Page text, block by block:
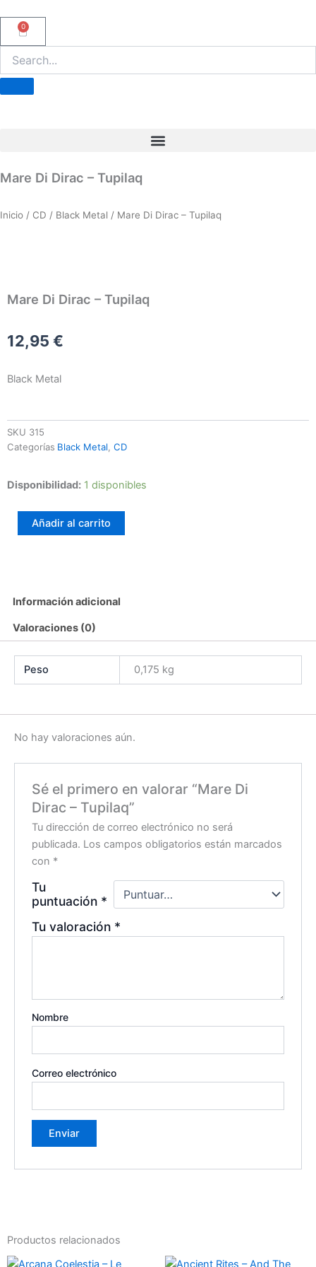
0
Carrito
Mare Di Dirac – Tupilaq
Inicio / CD / Black Metal / Mare Di Dirac – Tupilaq
Mare Di Dirac – Tupilaq
12,95 €
Black Metal
SKU 315
Categorías Black Metal, CD
Disponibilidad: 1 disponibles
Mare
Dirac
Tupilaq
Añadir al carrito
Información adicional
Valoraciones (0)
Peso 0,175 kg
No hay valoraciones aún.
Sé el primero en valorar “Mare Di
Dirac – Tupilaq”
Tu dirección de correo electrónico no será
publicada. Los campos obligatorios están marcados
con *
Tu
puntuación *
Tu valoración *
Nombre
Correo electrónico
Productos relacionados